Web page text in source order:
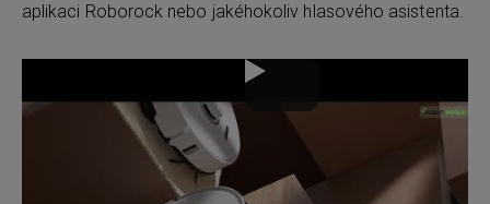
aplikaci Roborock nebo jakéhokoliv hlasového asistenta.